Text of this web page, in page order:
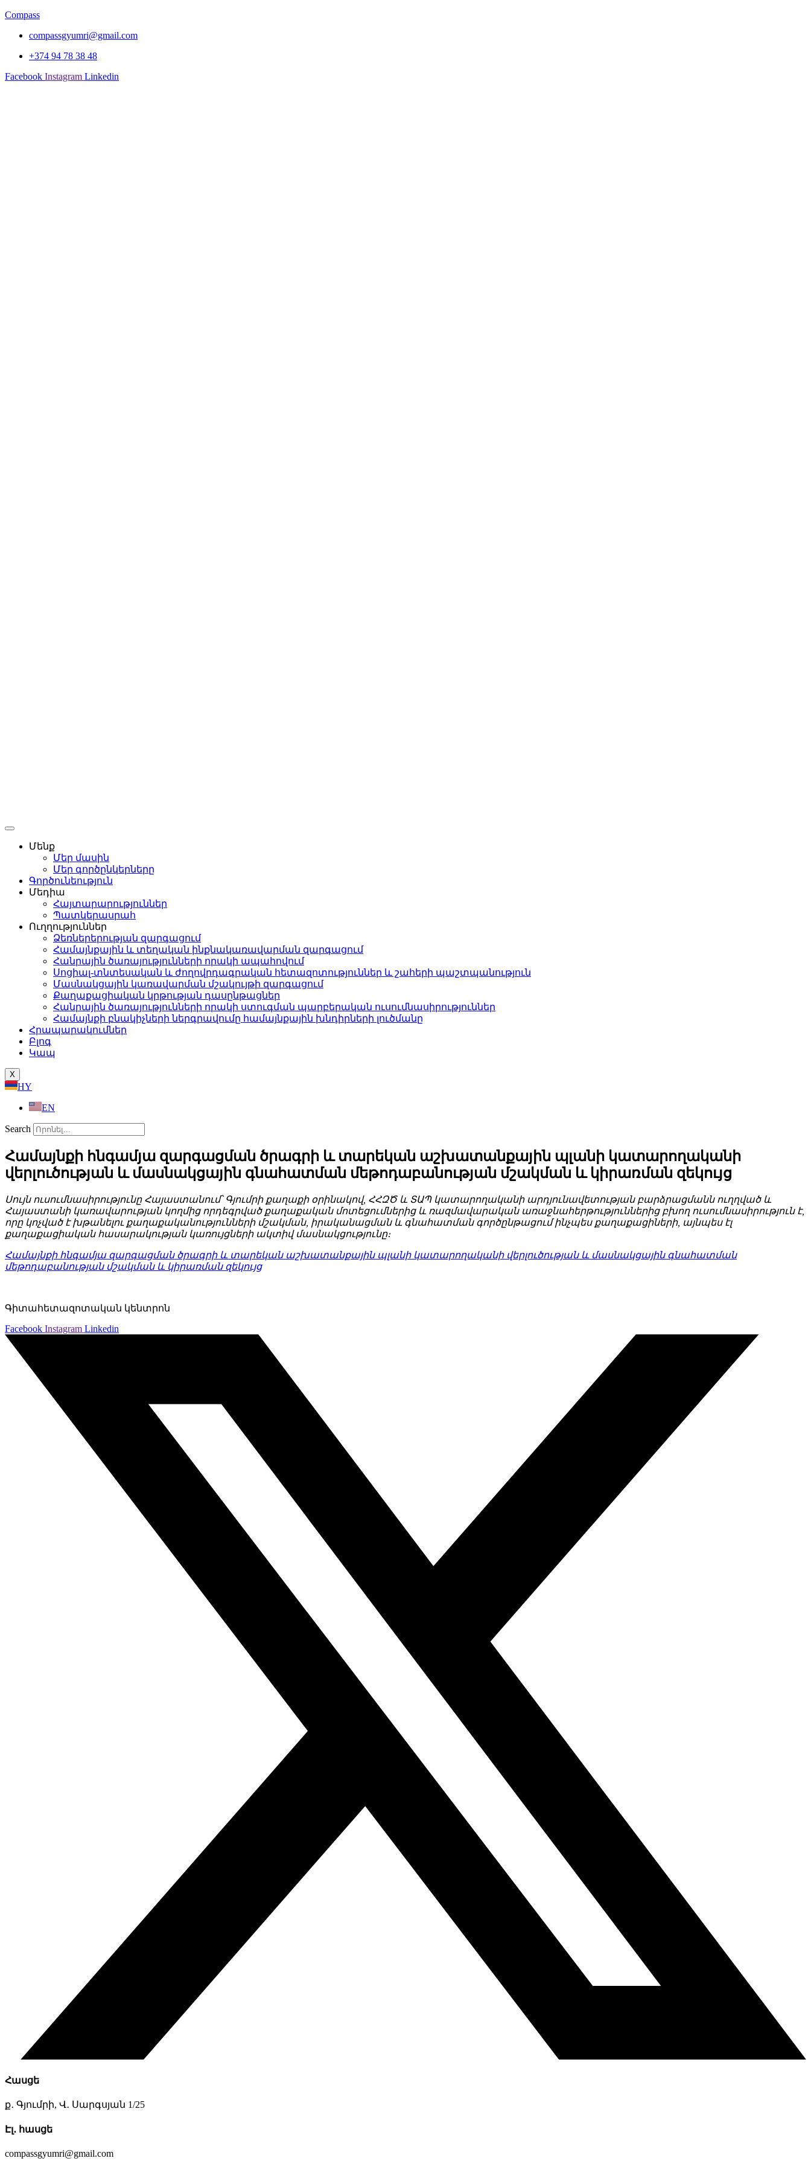
Compass
compassgyumri@gmail.com
+374 94 78 38 48
Facebook Instagram Linkedin
Մենք
Մեր մասին
Մեր գործընկերները
Գործունեություն
Մեդիա
Հայտարարություններ
Պատկերասրահ
Ուղղություններ
Ձեռներերության զարգացում
Համայնքային և տեղական ինքնակառավարման զարգացում
Հանրային ծառայությունների որակի ապահովում
Սոցիալ-տնտեսական և ժողովրդագրական հետազոտություններ և շահերի պաշտպանություն
Մասնակցային կառավարման մշակույթի զարգացում
Քաղաքացիական կրթության դասընթացներ
Հանրային ծառայությունների որակի ստուգման պարբերական ուսումնասիրություններ
Համայնքի բնակիչների ներգրավումը համայնքային խնդիրների լուծմանը
Հրապարակումներ
Բլոգ
Կապ
X
HY
EN
Search
Համայնքի հնգամյա զարգացման ծրագրի և տարեկան աշխատանքային պլանի կատարողականի
վերլուծության և մասնակցային գնահատման մեթոդաբանության մշակման և կիրառման զեկույց
Սույն ուսումնասիրությունը Հայաստանում՝ Գյումրի քաղաքի օրինակով, ՀՀԶԾ և ՏԱՊ կատարողականի արդյունավետության բարձրացմանն ուղղված և
Հայաստանի կառավարության կողմից որդեգրված քաղաքական մոտեցումներից և ռազմավարական առաջնահերթություններից բխող ուսումնասիրություն է,
որը կոչված է խթանելու քաղաքականությունների մշակման, իրականացման և գնահատման գործընթացում ինչպես քաղաքացիների, այնպես էլ
քաղաքացիական հասարակության կառույցների ակտիվ մասնակցությունը։
Համայնքի հնգամյա զարգացման ծրագրի և տարեկան աշխատանքային պլանի կատարողականի վերլուծության և մասնակցային գնահատման
մեթոդաբանության մշակման և կիրառման զեկույց
Գիտահետազոտական կենտրոն
Facebook Instagram Linkedin
Հասցե
ք․ Գյումրի, Վ․ Սարգսյան 1/25
Էլ․ հասցե
compassgyumri@gmail.com